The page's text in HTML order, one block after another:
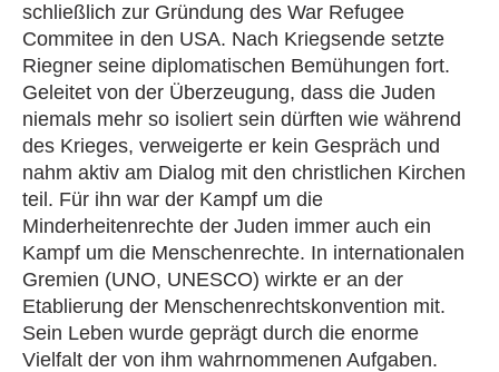
schließlich zur Gründung des War Refugee
Commitee in den USA. Nach Kriegsende setzte
Riegner seine diplomatischen Bemühungen fort.
Geleitet von der Überzeugung, dass die Juden
niemals mehr so isoliert sein dürften wie während
des Krieges, verweigerte er kein Gespräch und
nahm aktiv am Dialog mit den christlichen Kirchen
teil. Für ihn war der Kampf um die
Minderheitenrechte der Juden immer auch ein
Kampf um die Menschenrechte. In internationalen
Gremien (UNO, UNESCO) wirkte er an der
Etablierung der Menschenrechtskonvention mit.
Sein Leben wurde geprägt durch die enorme
Vielfalt der von ihm wahrnommenen Aufgaben.